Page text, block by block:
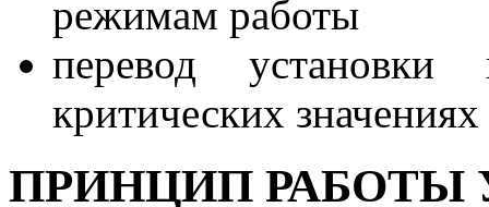
режимам работы
перевод
критических
ПРИНЦИП РАБОТЫ